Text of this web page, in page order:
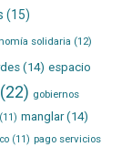
(15)
solidaria (12)
(14) espacio
(22) gobiernos
manglar(14)
(11) pago servicios